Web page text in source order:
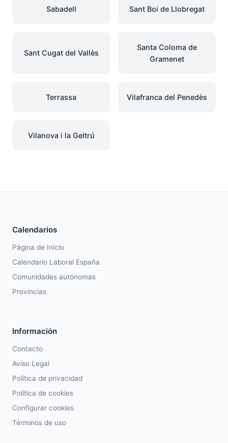
Sabadell Sant Boi de Llobregat
Sant Cugat del Vallès
Santa Coloma de
Gramenet
Terrassa Vilafranca del Penedès
Vilanova i la Geltrú
Calendarios
Página de Inicio
Calendario Laboral España
Comunidades autónomas
Provincias
Información
Contacto
Aviso Legal
Política de privacidad
Política de cookies
Configurar cookies
Términos de uso